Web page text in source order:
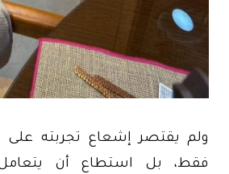
ولم يقتصر إشعاع تجربته على
فقط، بل استطاع أن